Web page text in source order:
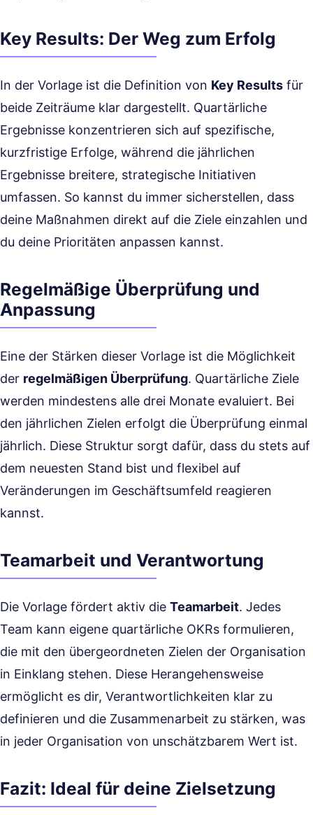
Key Results: Der Weg zum Erfolg
In der Vorlage ist die Definition von Key Results für
beide Zeiträume klar dargestellt. Quartärliche
Ergebnisse konzentrieren sich auf spezifische,
kurzfristige Erfolge, während die jährlichen
Ergebnisse breitere, strategische Initiativen
umfassen. So kannst du immer sicherstellen, dass
deine Maßnahmen direkt auf die Ziele einzahlen und
du deine Prioritäten anpassen kannst.
Regelmäßige Überprüfung und
Anpassung
Eine der Stärken dieser Vorlage ist die Möglichkeit
der regelmäßigen Überprüfung. Quartärliche Ziele
werden mindestens alle drei Monate evaluiert. Bei
den jährlichen Zielen erfolgt die Überprüfung einmal
jährlich. Diese Struktur sorgt dafür, dass du stets auf
dem neuesten Stand bist und flexibel auf
Veränderungen im Geschäftsumfeld reagieren
kannst.
Teamarbeit und Verantwortung
Die Vorlage fördert aktiv die Teamarbeit. Jedes
Team kann eigene quartärliche OKRs formulieren,
die mit den übergeordneten Zielen der Organisation
in Einklang stehen. Diese Herangehensweise
ermöglicht es dir, Verantwortlichkeiten klar zu
definieren und die Zusammenarbeit zu stärken, was
in jeder Organisation von unschätzbarem Wert ist.
Fazit: Ideal für deine Zielsetzung